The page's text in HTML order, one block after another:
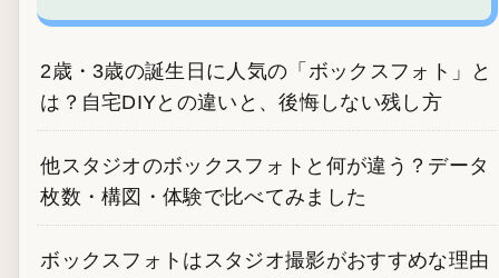
2歳・3歳の誕生日に人気の「ボックスフォト」と
は？自宅DIYとの違いと、後悔しない残し方
他スタジオのボックスフォトと何が違う？データ
枚数・構図・体験で比べてみました
ボックスフォトはスタジオ撮影がおすすめな理由